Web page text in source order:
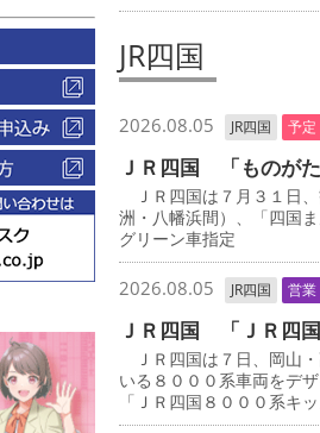
JR四国
2026.08.05 JR四国 予定
ＪＲ四国 「ものが
ＪＲ四国は７月３１日
洲・八幡浜間）、「四国
グリーン車指定
2026.08.05 JR四国 営業
ＪＲ四国 「ＪＲ四
ＪＲ四国は７日、岡山
いる８０００系車両をデ
「ＪＲ四国８０００系キ